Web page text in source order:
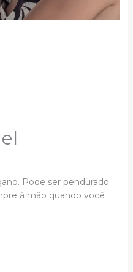
Pode ser pendurado
à mão quando você